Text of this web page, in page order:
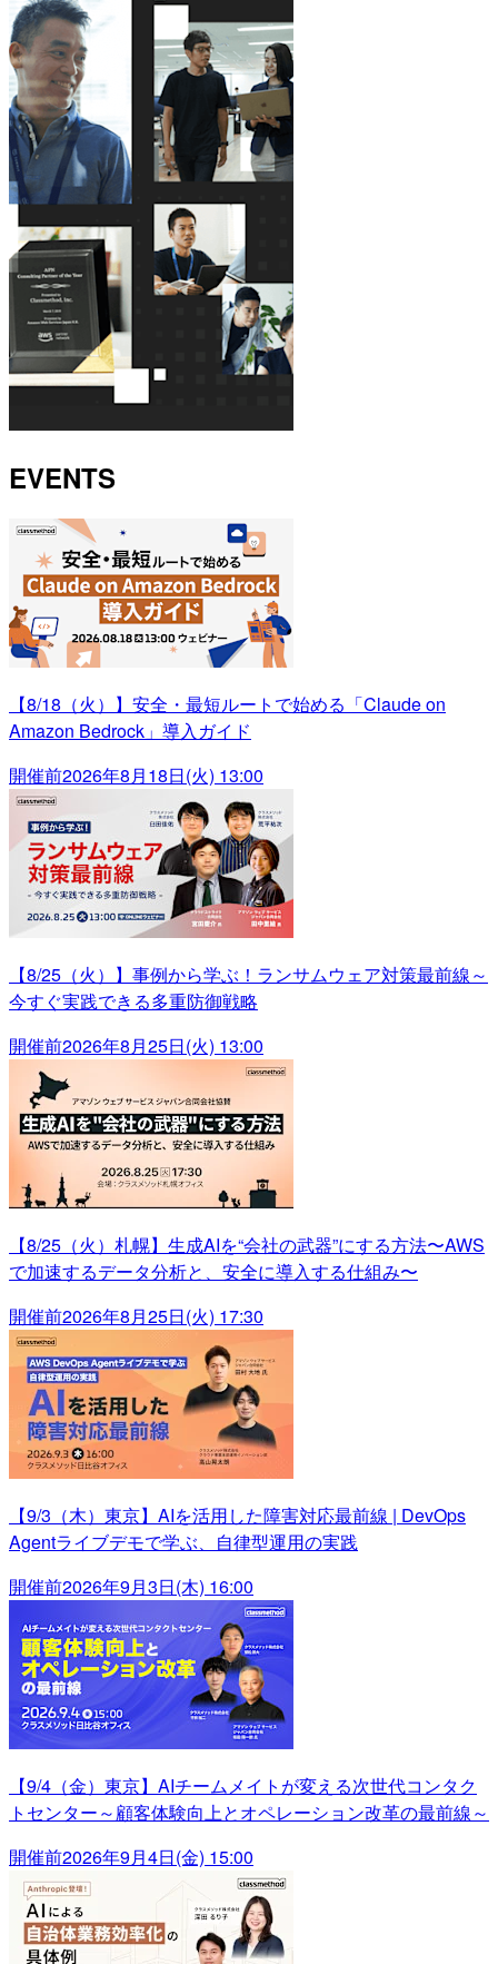
EVENTS
【8/18（火）】安全・最短ルートで始める「Claude on
Amazon Bedrock」導入ガイド
開催前2026年8月18日(火) 13:00
【8/25（火）】事例から学ぶ！ランサムウェア対策最前線～
今すぐ実践できる多重防御戦略
開催前2026年8月25日(火) 13:00
【8/25（火）札幌】生成AIを“会社の武器”にする方法〜AWS
で加速するデータ分析と、安全に導入する仕組み〜
開催前2026年8月25日(火) 17:30
【9/3（木）東京】AIを活用した障害対応最前線 | DevOps
Agentライブデモで学ぶ、自律型運用の実践
開催前2026年9月3日(木) 16:00
【9/4（金）東京】AIチームメイトが変える次世代コンタク
トセンター～顧客体験向上とオペレーション改革の最前線～
開催前2026年9月4日(金) 15:00